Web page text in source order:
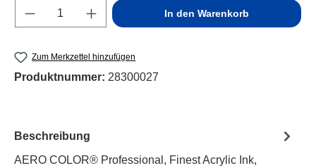
Produkt Anzahl: Gib den gewünschten
In den Warenkorb
Zum Merkzettel hinzufügen
Produktnummer: 28300027
Beschreibung
AERO COLOR® Professional, Finest Acrylic Ink,